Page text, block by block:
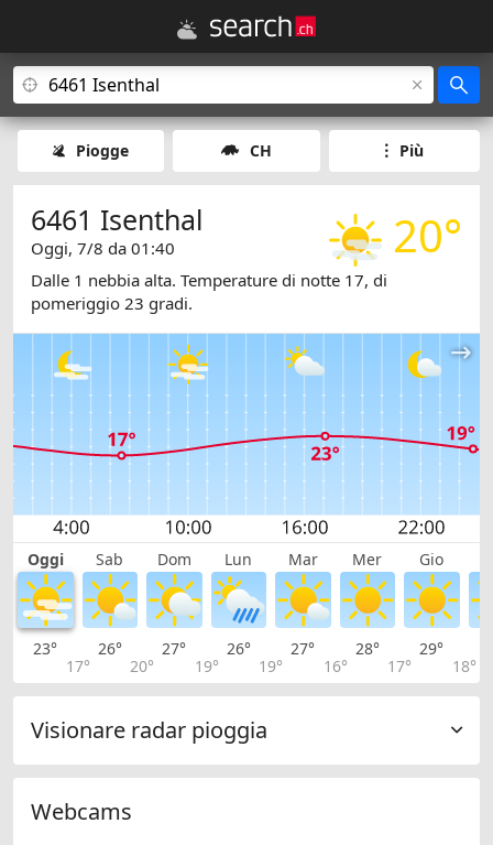
Piogge CH Più
20°
6461 Isenthal
Oggi, 7/8 da 01:40
Dalle 1 nebbia alta. Temperature di notte 17, di
pomeriggio 23 gradi.
Oggi Sab Dom Lun Mar Mer Gio
23°
17°
26°
20°
27°
19°
26°
19°
27°
16°
28°
17°
29°
18°
Visionare radar pioggia
Webcams